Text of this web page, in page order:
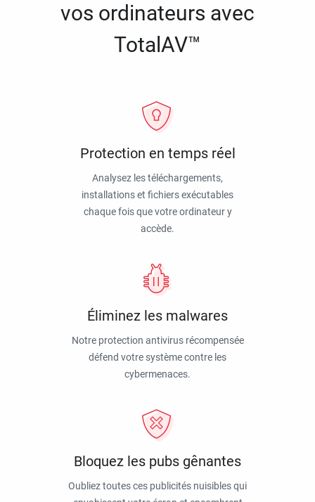
vos ordinateurs avec
TotalAV™
Protection en temps réel
Analysez les téléchargements,
installations et fichiers exécutables
chaque fois que votre ordinateur y
accède.
Éliminez les malwares
Notre protection antivirus récompensée
défend votre système contre les
cybermenaces.
Bloquez les pubs gênantes
Oubliez toutes ces publicités nuisibles qui